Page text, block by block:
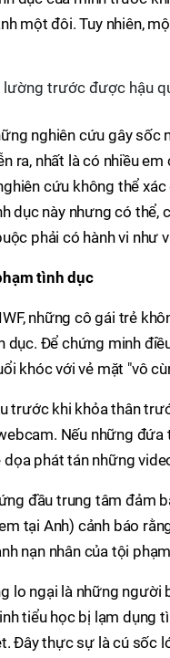
một đôi. Tuy nhiên,
trước được hậu
nghiên cứu gây sốc
ra, nhất là có nhiều
cứu không thể
dục này nhưng có thể,
phải có hành vi như
tình dục
những cô gái trẻ
dục. Để chứng minh
khóc với vẻ mặt "vô
trước khi khỏa thân
Nếu những
phát tán những
đầu trung tâm đảm
tại Anh) cảnh báo
nạn nhân của tội
lo ngại là những
tiểu học bị lạm dụng
Đây thực sự là cú sốc